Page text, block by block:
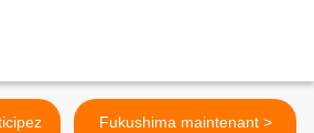
Fukushima maintenant >